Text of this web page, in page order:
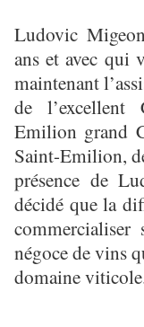
Ludovic
ans et avec qui
maintenant
de l’excellent
Emilion grand
Saint-Emilion,
présence de
décidé que la
commercialiser
négoce de vins
domaine